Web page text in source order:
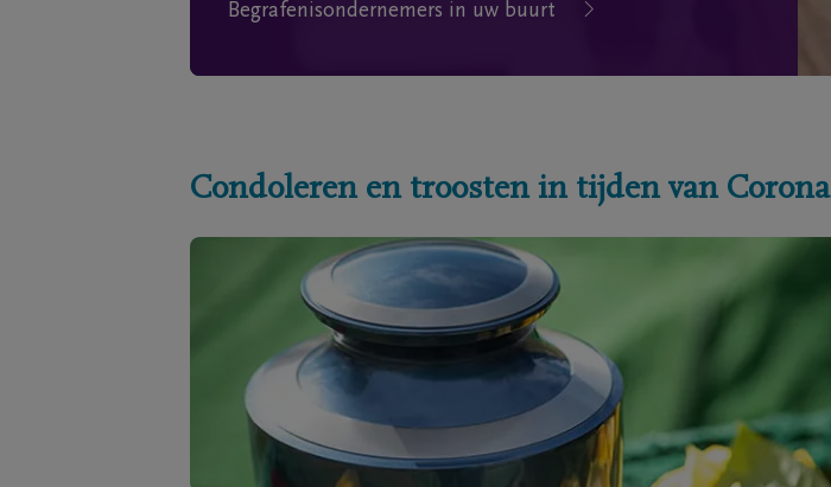
Begrafenisondernemers in uw buurt
Condoleren en troosten in tijden van Corona